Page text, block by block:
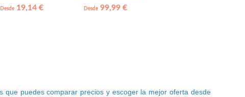
Desde 19,14 €
2
Desde99,99 €
que puedes comparar precios y escoger la mejor oferta desde